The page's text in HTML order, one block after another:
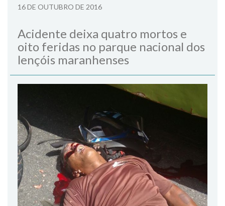
16 DE OUTUBRO DE 2016
Acidente deixa quatro mortos e
oito feridas no parque nacional dos
lençóis maranhenses